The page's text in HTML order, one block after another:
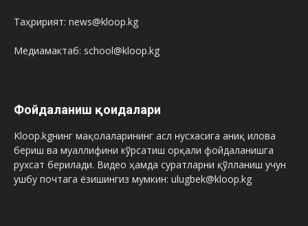
Таҳририят: news@kloop.kg
Медиамактаб: school@kloop.kg
Фойдаланиш қоидалари
Kloop.kgнинг мақолаларининг асл нусхасига аниқ илова
бериш ва муаллифини кўрсатиш орқали фойдаланишга
рухсат берилади. Видео ҳамда суратларни қўлланиш учун
ушбу почтага ёзишингиз мумкин: ulugbek@kloop.kg